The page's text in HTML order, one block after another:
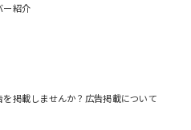
ー紹介
掲載しませんか？広告掲載について